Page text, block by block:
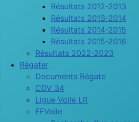
Résultats 2012-2013
Résultats 2013-2014
Résultats 2014-2015
Résultats 2015-2016
Résultats 2022-2023
Régater
Documents Régate
CDV 34
Ligue Voile LR
FFVoile